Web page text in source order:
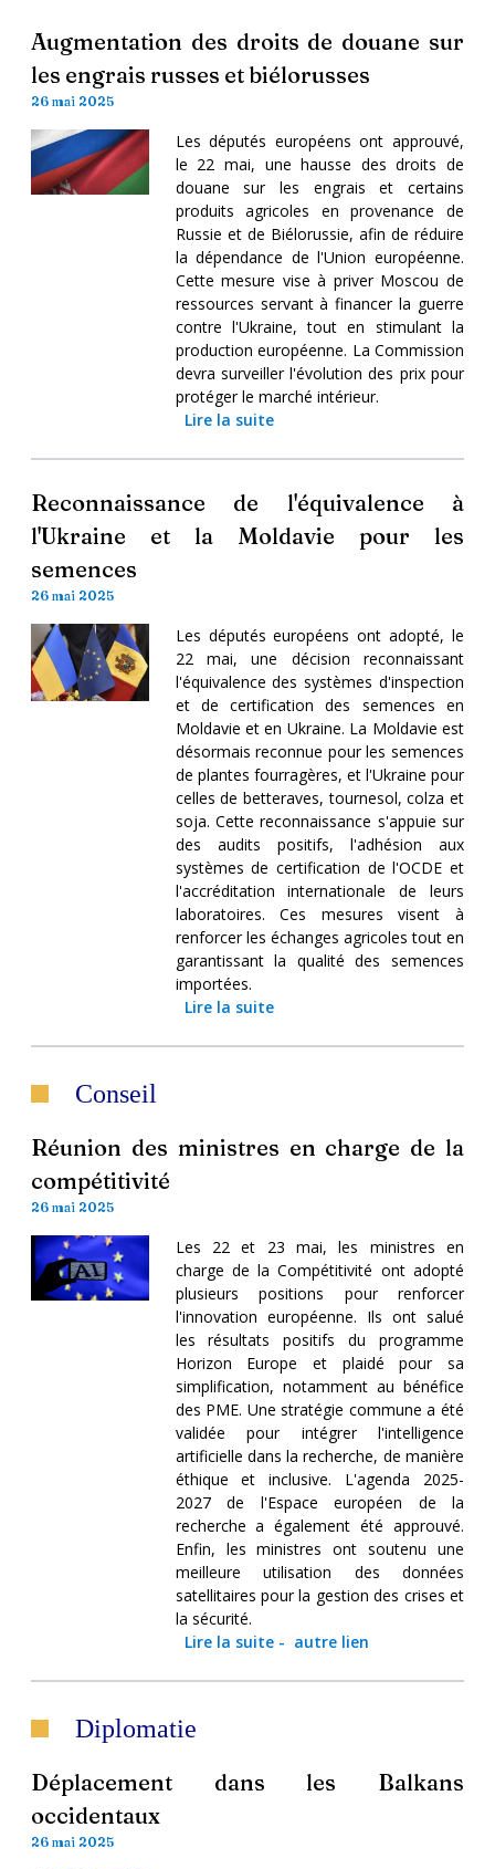
Augmentation des droits de douane sur
les engrais russes et biélorusses
26 mai 2025
Les députés européens ont approuvé,
le 22 mai, une hausse des droits de
douane sur les engrais et certains
produits agricoles en provenance de
Russie et de Biélorussie, afin de réduire
la dépendance de l'Union européenne.
Cette mesure vise à priver Moscou de
ressources servant à financer la guerre
contre l'Ukraine, tout en stimulant la
production européenne. La Commission
devra surveiller l'évolution des prix pour
protéger le marché intérieur.
Lire la suite
Reconnaissance de l'équivalence à
l'Ukraine et la Moldavie pour les
semences
26 mai 2025
Les députés européens ont adopté, le
22 mai, une décision reconnaissant
l'équivalence des systèmes d'inspection
et de certification des semences en
Moldavie et en Ukraine. La Moldavie est
désormais reconnue pour les semences
de plantes fourragères, et l'Ukraine pour
celles de betteraves, tournesol, colza et
soja. Cette reconnaissance s'appuie sur
des audits positifs, l'adhésion aux
systèmes de certification de l'OCDE et
l'accréditation internationale de leurs
laboratoires. Ces mesures visent à
renforcer les échanges agricoles tout en
garantissant la qualité des semences
importées.
Lire la suite
Conseil
Réunion des ministres en charge de la
compétitivité
26 mai 2025
Les 22 et 23 mai, les ministres en
charge de la Compétitivité ont adopté
plusieurs positions pour renforcer
l'innovation européenne. Ils ont salué
les résultats positifs du programme
Horizon Europe et plaidé pour sa
simplification, notamment au bénéfice
des PME. Une stratégie commune a été
validée pour intégrer l'intelligence
artificielle dans la recherche, de manière
éthique et inclusive. L'agenda 2025-
2027 de l'Espace européen de la
recherche a également été approuvé.
Enfin, les ministres ont soutenu une
meilleure utilisation des données
satellitaires pour la gestion des crises et
la sécurité.
Lire la suite- autre lien
Diplomatie
Déplacement dans les Balkans
occidentaux
26 mai 2025